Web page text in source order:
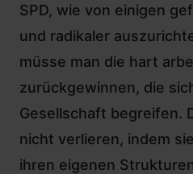
SPD, wie von einigen
und radikaler
müsse man die hart
zurückgewinnen, die
Gesellschaft begreifen.
nicht verlieren, indem
ihren eigenen